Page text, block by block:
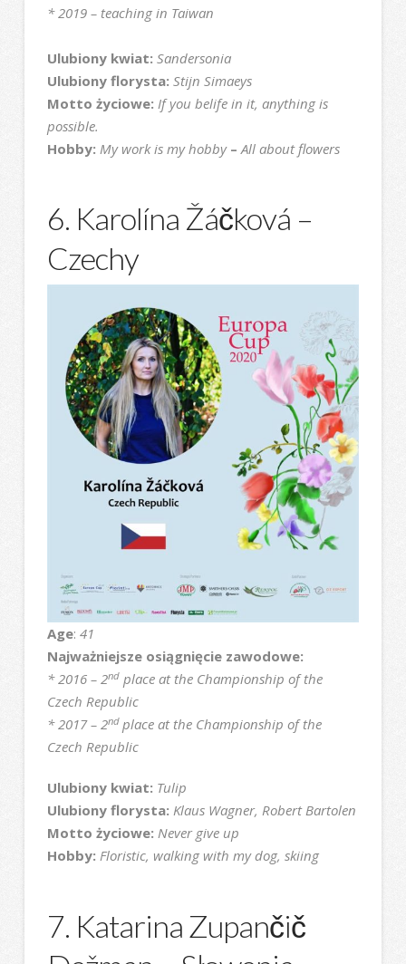
* 2019 – teaching in Taiwan
Ulubiony kwiat: Sandersonia
Ulubiony florysta: Stijn Simaeys
Motto życiowe: If you belife in it, anything is
possible.
Hobby: My work is my hobby – All about flowers
6. Karolína Žáčková –
Czechy
Age: 41
Najważniejsze osiągnięcie zawodowe:
* 2016 – 2ndplace at the Championship of the
Czech Republic
* 2017 – 2nd place at the Championship of the
Czech Republic
Ulubiony kwiat: Tulip
Ulubiony florysta: Klaus Wagner, Robert Bartolen
Motto życiowe: Never give up
Hobby: Floristic, walking with my dog, skiing
7. Katarina Zupančič